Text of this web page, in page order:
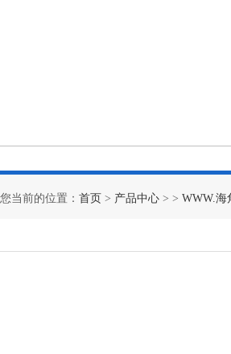
您当前的位置： 首页 > 产品中心 > > WWW.海